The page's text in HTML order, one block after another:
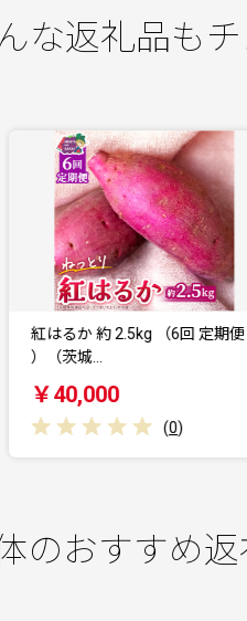
な返礼品もチ
期便
紅あずま 約 2.5kg
￥8,000
のおすすめ